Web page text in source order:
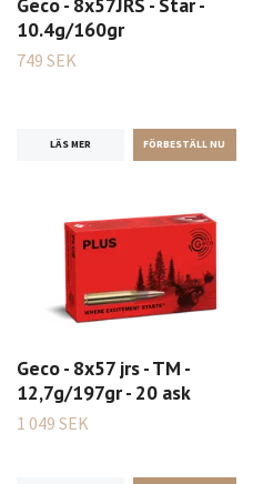
10.4g/160gr
749 SEK
LÄS MER
Geco - 8x57 jrs - TM -
12,7g/197gr - 20 ask
1 049 SEK